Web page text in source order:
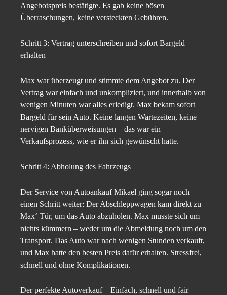
Angebotspreis bestätigte. Es gab keine bösen
Überraschungen, keine versteckten Gebühren.
Schritt 3: Vertrag unterschreiben und sofort Bargeld
erhalten
Max war überzeugt und stimmte dem Angebot zu. Der
Vertrag war einfach und unkompliziert, und innerhalb von
wenigen Minuten war alles erledigt. Max bekam sofort
Bargeld für sein Auto. Keine langen Wartezeiten, keine
nervigen Banküberweisungen – das war ein
Verkaufsprozess, wie er ihn sich gewünscht hatte.
Schritt 4: Abholung des Fahrzeugs
Der Service von Autoankauf Mikael ging sogar noch
einen Schritt weiter: Der Abschleppwagen kam direkt zu
Max‘ Tür, um das Auto abzuholen. Max musste sich um
nichts kümmern – weder um die Abmeldung noch um den
Transport. Das Auto war nach wenigen Stunden verkauft,
und Max hatte den besten Preis dafür erhalten. Stressfrei,
schnell und ohne Komplikationen.
Der perfekte Autoverkauf – Einfach, schnell und fair